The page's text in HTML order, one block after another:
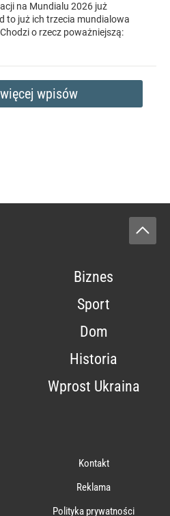
na Mundialu 2026 już
to już ich trzecia mundialowa
o rzecz poważniejszą:
wpisów
Biznes
Sport
Dom
Historia
Wprost Ukraina
Kontakt
Reklama
Polityka prywatności